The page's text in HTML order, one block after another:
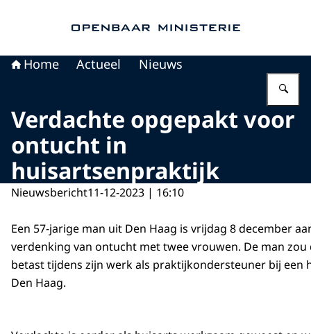
Home Actueel Nieuws
Verdachte opgepakt voor
ontucht in
huisartsenpraktijk
Nieuwsbericht11-12-2023 | 16:10
Een 57-jarige man uit Den Haag is vrijdag 8 december
verdenking van ontucht met twee vrouwen. De man
betast tijdens zijn werk als praktijkondersteuner bij een
Den Haag.